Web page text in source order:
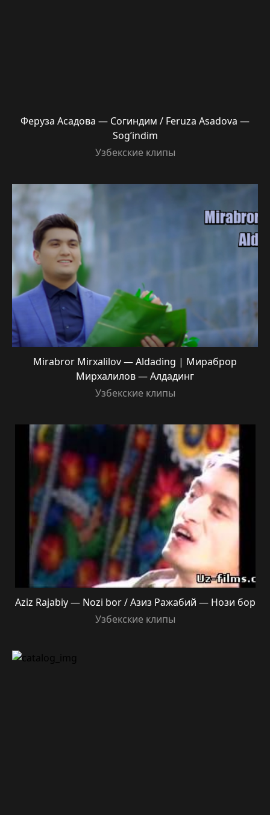
Феруза Асадова — Согиндим / Feruza Asadova —
Sog’indim
Узбекские клипы
Mirabror Mirxalilov — Aldading | Мираброр
Мирхалилов — Алдадинг
Узбекские клипы
Aziz Rajabiy — Nozi bor / Азиз Ражабий — Нози бор
Узбекские клипы